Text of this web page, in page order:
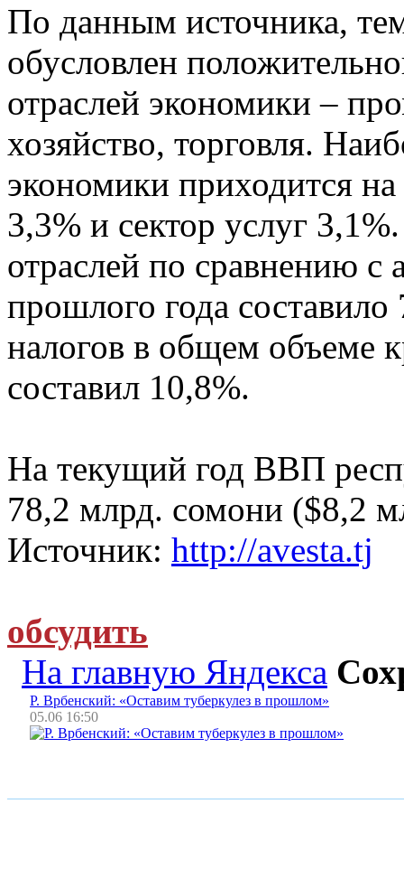
По данным источника,
обусловлен
отраслей экономики –
хозяйство, торговля.
экономики приходится
3,3% и сектор услуг
отраслей по сравнению
прошлого года
налогов в общем объеме
составил 10,8%.
На текущий год ВВП
78,2 млрд. сомони ($8,2
Источник: http://avesta.tj
обсудить
На главную Яндекса
Р. Врбенский: «Оставим туберкулез в прошлом»
05.06 16:50